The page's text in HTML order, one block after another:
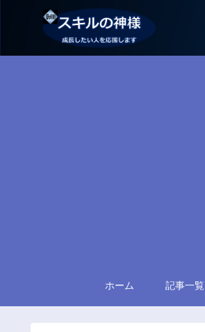
ホーム 記事一覧